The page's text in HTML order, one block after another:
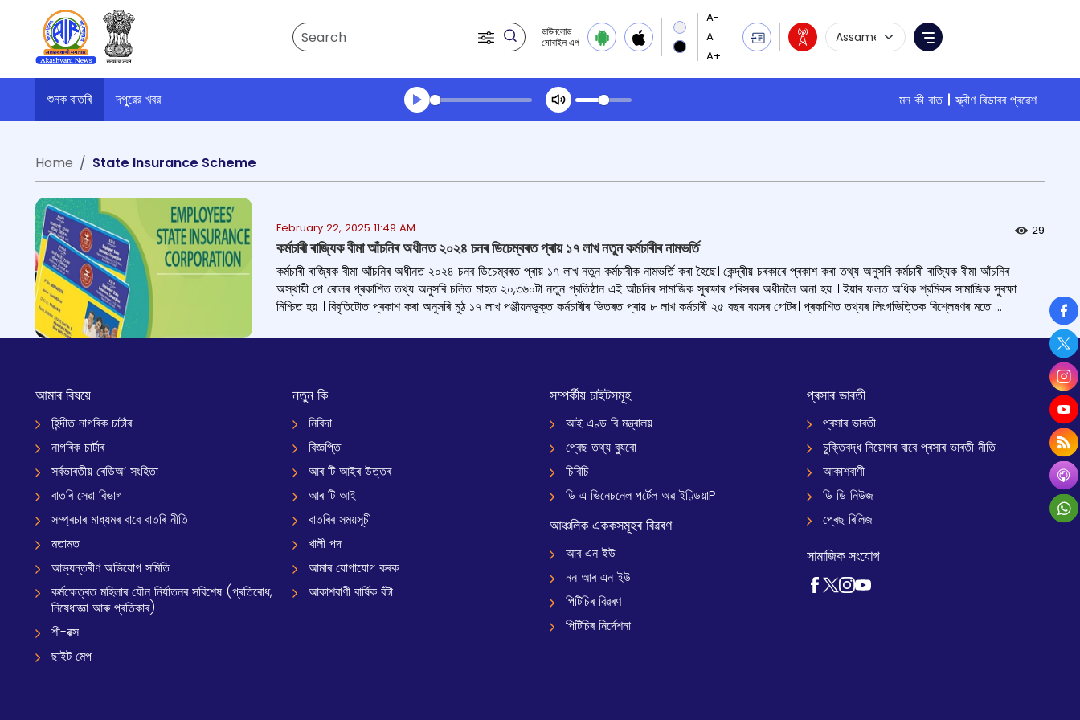
Search
ডাউনলোড
মোবাইল এপ
Language Selection
Menu
শুনক বাতৰি দপুুরের খবর মন কী বাত
স্ক্ৰীণ ৰিডাৰৰ প্ৰৱেশ
Transcript summary
Home
State Insurance Scheme
February 22, 2025 11:49 AM 29
কৰ্মচাৰী ৰাজ্যিক বীমা আঁচনিৰ অধীনত ২০২৪ চনৰ ডিচেম্বৰত প্ৰায় ১৭ লাখ নতুন কৰ্মচাৰীৰ নামভৰ্তি
কৰ্মচাৰী ৰাজ্যিক বীমা আঁচনিৰ অধীনত ২০২৪ চনৰ ডিচেম্বৰত প্ৰায় ১৭ লাখ নতুন কৰ্মচাৰীক নামভৰ্তি কৰা হৈছে। কেন্দ্ৰীয় চৰকাৰে প্ৰকাশ কৰা তথ্য অনুসৰি কৰ্মচাৰী ৰাজ্যিক বীমা আঁচনিৰ
অস্থায়ী পে ৰোলৰ প্ৰকাশিত তথ্য অনুসৰি চলিত মাহত ২০,৩৬০টা নতুন প্রতিষ্ঠান এই আঁচনিৰ সামাজিক সুৰক্ষাৰ পৰিসৰৰ অধীনলৈ অনা হয় । ইয়াৰ ফলত অধিক শ্রমিকৰ সামাজিক সুৰক্ষা
নিশ্চিত হয় । বিবৃতিটোত প্ৰকাশ কৰা অনুসৰি মুঠ ১৭ লাখ পঞ্জীয়নভূক্ত কৰ্মচাৰীৰ ভিতৰত প্ৰায় ৮ লাখ কৰ্মচাৰী ২৫ বছৰ বয়সৰ গোটৰ। প্ৰকাশিত তথ্যৰ লিংগভিত্তিক বিশ্লেষণৰ মতে ...
আমাৰ বিষয়ে
হিন্দীত নাগৰিক চাৰ্টাৰ
নাগৰিক চাৰ্টাৰ
সৰ্বভাৰতীয় ৰেডিঅ’ সংহিতা
বাতৰি সেৱা বিভাগ
সম্প্ৰচাৰ মাধ্যমৰ বাবে বাতৰি নীতি
মতামত
আভ্যন্তৰীণ অভিযোগ সমিতি
কৰ্মক্ষেত্ৰত মহিলাৰ যৌন নিৰ্যাতনৰ সবিশেষ (প্ৰতিৰোধ,
নিষেধাজ্ঞা আৰু প্ৰতিকাৰ)
শী-বক্স
ছাইট মেপ
নতুন কি
নিবিদা
বিজ্ঞপ্তি
আৰ টি আইৰ উত্তৰ
আৰ টি আই
বাতৰিৰ সময়সূচী
খালী পদ
আমাৰ যোগাযোগ কৰক
আকাশবাণী বাৰ্ষিক বঁটা
সম্পৰ্কীয় চাইটসমূহ
আই এণ্ড বি মন্ত্ৰালয়
প্ৰেছ তথ্য ব্যুৰো
চিবিচি
ডি এ ভিনেচনেল পৰ্টেল অৱ ইণ্ডিয়াP
আঞ্চলিক এককসমূহৰ বিৱৰণ
আৰ এন ইউ
নন আৰ এন ইউ
পিটিচিৰ বিৱৰণ
পিটিচিৰ নিৰ্দেশনা
প্ৰসাৰ ভাৰতী
প্ৰসাৰ ভাৰতী
চুক্তিবদ্ধ নিয়োগৰ বাবে প্ৰসাৰ ভাৰতী নীতি
আকাশবাণী
ডি ডি নিউজ
প্ৰেছ ৰিলিজ
সামাজিক সংযোগ